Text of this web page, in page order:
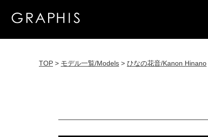
TOP > モデル一覧/Models > ひなの花音/Kanon Hinano